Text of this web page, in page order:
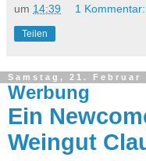
um 14:39 1 Kommentar:
Teilen
Samstag, 21. Februar
Werbung
Ein
Weingut